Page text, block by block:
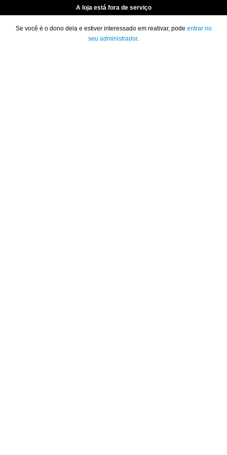
A loja está fora de serviço
Se você é o dono dela e estiver interessado em reativar, pode entrar no
seu administrador.